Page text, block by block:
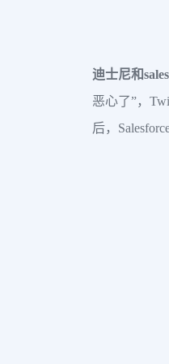
迪士尼和
恶心了”，
后，